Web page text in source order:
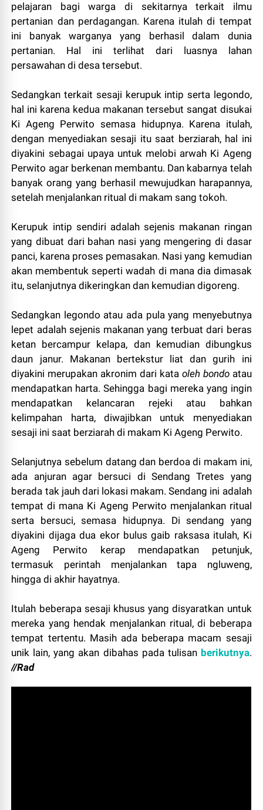
pelajaran bagi warga di sekitarnya terkait ilmu
pertanian dan perdagangan. Karena itulah di tempat
ini banyak warganya yang berhasil dalam dunia
pertanian. Hal ini terlihat dari luasnya lahan
persawahan di desa tersebut.
Sedangkan terkait sesaji kerupuk intip serta legondo,
hal ini karena kedua makanan tersebut sangat disukai
Ki Ageng Perwito semasa hidupnya. Karena itulah,
dengan menyediakan sesaji itu saat berziarah, hal ini
diyakini sebagai upaya untuk melobi arwah Ki Ageng
Perwito agar berkenan membantu. Dan kabarnya telah
banyak orang yang berhasil mewujudkan harapannya,
setelah menjalankan ritual di makam sang tokoh.
Kerupuk intip sendiri adalah sejenis makanan ringan
yang dibuat dari bahan nasi yang mengering di dasar
panci, karena proses pemasakan. Nasi yang kemudian
akan membentuk seperti wadah di mana dia dimasak
itu, selanjutnya dikeringkan dan kemudian digoreng.
Sedangkan legondo atau ada pula yang menyebutnya
lepet adalah sejenis makanan yang terbuat dari beras
ketan bercampur kelapa, dan kemudian dibungkus
daun janur. Makanan bertekstur liat dan gurih ini
diyakini merupakan akronim dari kata oleh bondoatau
mendapatkan harta. Sehingga bagi mereka yang ingin
mendapatkan kelancaran rejeki atau bahkan
kelimpahan harta, diwajibkan untuk menyediakan
sesaji ini saat berziarah di makam Ki Ageng Perwito.
Selanjutnya sebelum datang dan berdoa di makam ini,
ada anjuran agar bersuci di Sendang Tretes yang
berada tak jauh dari lokasi makam. Sendang ini adalah
tempat di mana Ki Ageng Perwito menjalankan ritual
serta bersuci, semasa hidupnya. Di sendang yang
diyakini dijaga dua ekor bulus gaib raksasa itulah, Ki
Ageng Perwito kerap mendapatkan petunjuk,
termasuk perintah menjalankan tapa ngluweng,
hingga di akhir hayatnya.
Itulah beberapa sesaji khusus yang disyaratkan untuk
mereka yang hendak menjalankan ritual, di beberapa
tempat tertentu. Masih ada beberapa macam sesaji
unik lain, yang akan dibahas pada tulisan berikutnya.
//Rad